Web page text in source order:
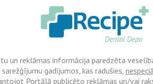
un reklāmas informācija paredzēta
gadījumos, kas radušies,
Portālā publicēto reklāmas un/vai